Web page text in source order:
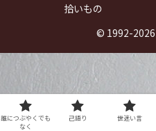
拾いもの
© 1992-
誰につぶやくでも
なく
己語り 世迷い言